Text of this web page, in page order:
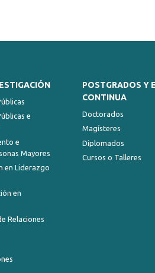
e
e
Mayores
en Liderazgo
en
Relaciones
POSTGRADOS Y
CONTINUA
Doctorados
Magísteres
Diplomados
Cursos o Talleres